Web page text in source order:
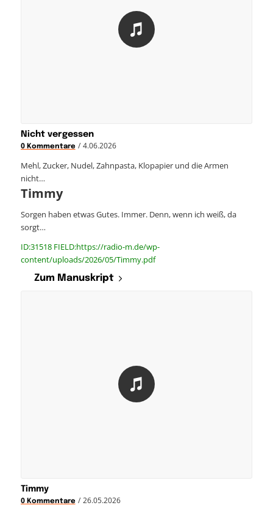
Nicht vergessen
0 Kommentare / 4.06.2026
Mehl, Zucker, Nudel, Zahnpasta, Klopapier und die Armen
nicht…
Timmy
Sorgen haben etwas Gutes. Immer. Denn, wenn ich weiß, da
sorgt…
ID:31518 FIELD:https://radio-m.de/wp-
content/uploads/2026/05/Timmy.pdf
Zum Manuskript
Timmy
0 Kommentare / 26.05.2026